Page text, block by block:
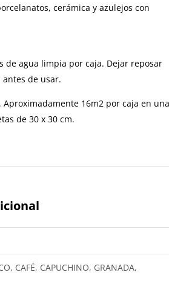
cerámica y azulejos con
de agua limpia por caja. Dejar reposar
de usar.
Aproximadamente 16m2 por caja en una
de 30 x 30 cm.
CAFÉ, CAPUCHINO, GRANADA,